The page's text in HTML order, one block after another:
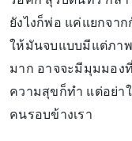
ยังไงก็พ่อ แค่แยกจาก
ให้มันจบแบบมีแต่ภา
มาก อาจจะมีมุมมอง
ความสุขก็ทำ แต่อย่า
คนรอบข้างเรา